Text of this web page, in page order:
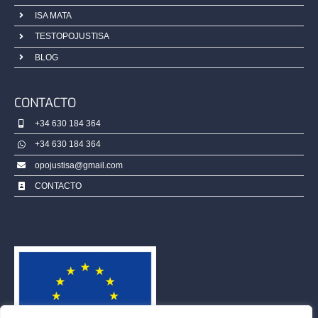
ISA MATA
TESTOPOJUSTISA
BLOG
CONTACTO
+34 630 184 364
+34 630 184 364
opojustisa@gmail.com
CONTACTO